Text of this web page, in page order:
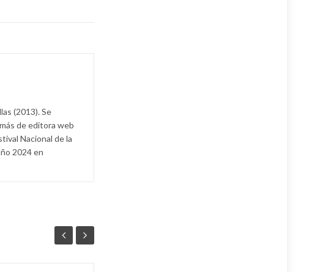
(2013). Se
de editora web
Nacional de la
2024 en